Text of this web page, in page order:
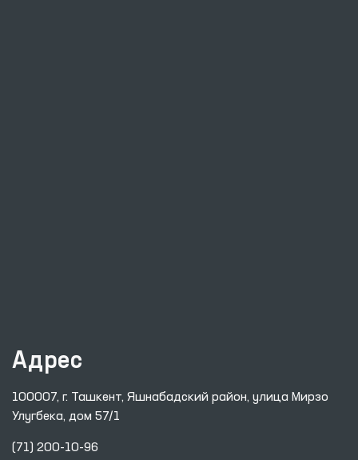
Адрес
100007, г. Ташкент, Яшнабадский район, улица Мирзо
Улугбека, дом 57/1
(71) 200-10-96